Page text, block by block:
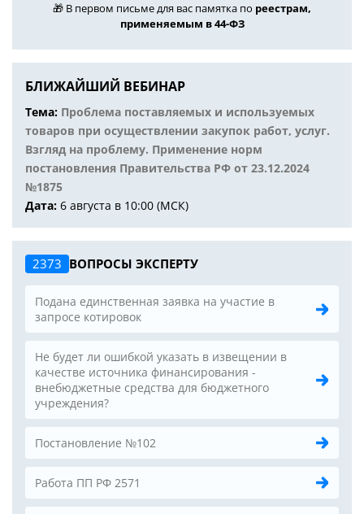
🎁 В первом письме для вас памятка по реестрам,
применяемым в 44-ФЗ
БЛИЖАЙШИЙ ВЕБИНАР
Тема: Проблема поставляемых и используемых
товаров при осуществлении закупок работ, услуг.
Взгляд на проблему. Применение норм
постановления Правительства РФ от 23.12.2024
№1875
Дата: 6 августа в 10:00 (МСК)
2373 ВОПРОСЫ ЭКСПЕРТУ
Подана единственная заявка на участие в
запросе котировок
Не будет ли ошибкой указать в извещении в
качестве источника финансирования -
внебюджетные средства для бюджетного
учреждения?
Постановление №102
Работа ПП РФ 2571